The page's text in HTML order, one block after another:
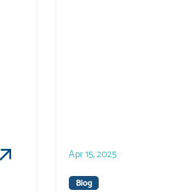
Apr 15, 2025
Blog